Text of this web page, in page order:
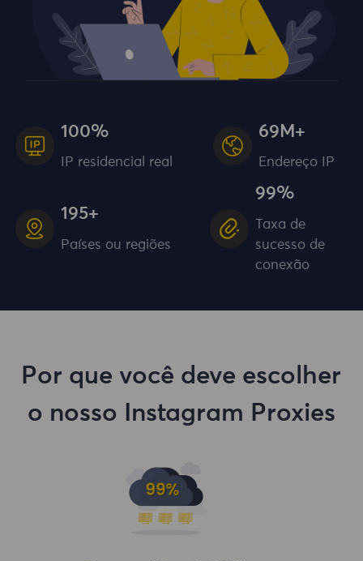
100%
IP residencial real
69M+
Endereço IP
195+
Países ou regiões
99%
Taxa de
sucesso de
conexão
Por que você deve escolher
o nosso Instagram Proxies